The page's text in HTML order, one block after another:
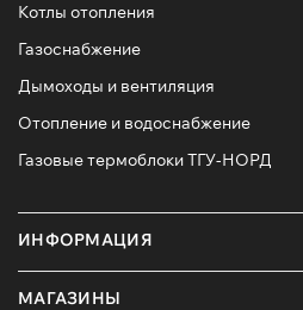
Котлы отопления
Газоснабжение
Дымоходы и вентиляция
Отопление и водоснабжение
Газовые термоблоки ТГУ-НОРД
ИНФОРМАЦИЯ
МАГАЗИНЫ